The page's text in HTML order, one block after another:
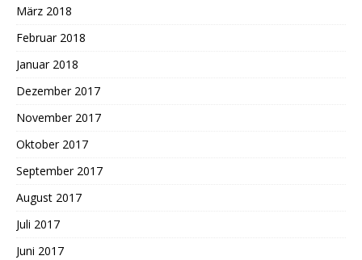
März 2018
Februar 2018
Januar 2018
Dezember 2017
November 2017
Oktober 2017
September 2017
August 2017
Juli 2017
Juni 2017